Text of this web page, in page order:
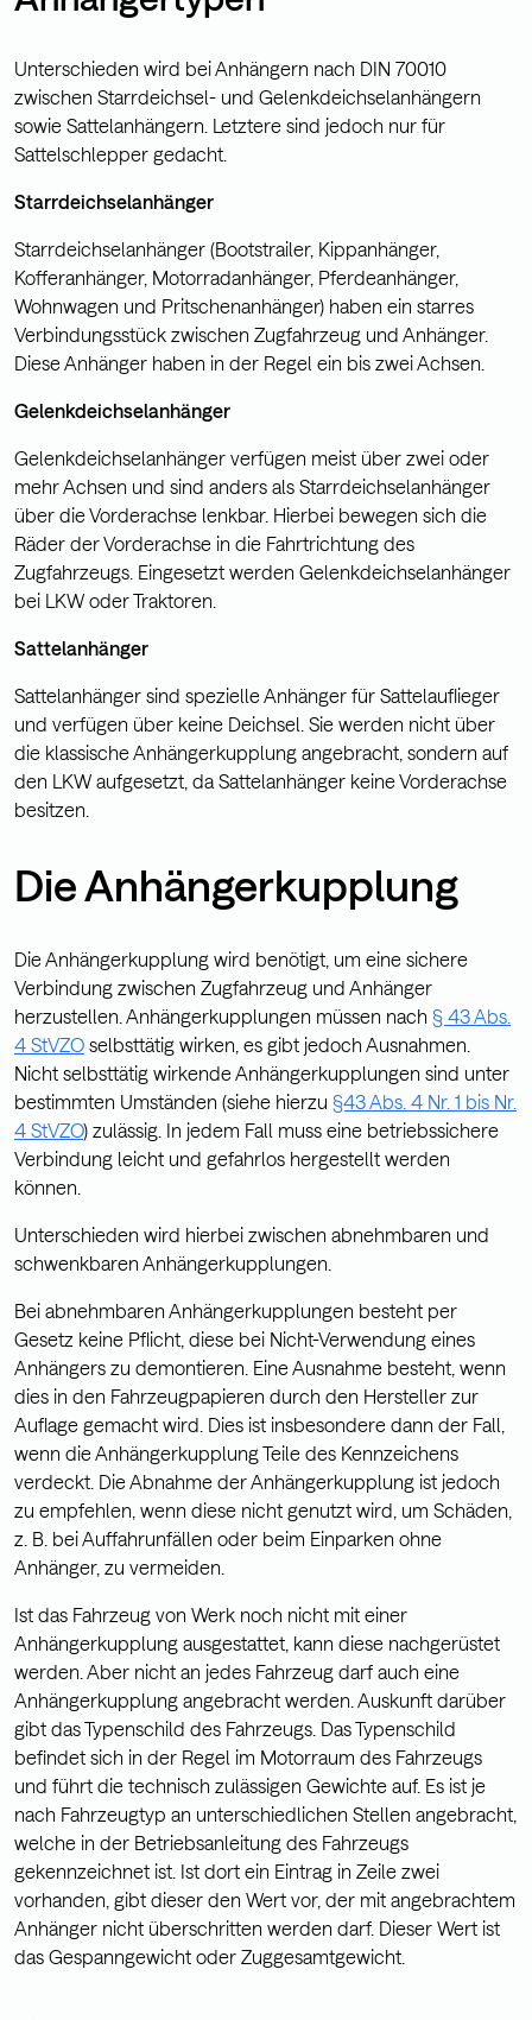
Unterschieden wird bei Anhängern nach DIN 70010
zwischen Starrdeichsel- und Gelenkdeichselanhängern
sowie Sattelanhängern. Letztere sind jedoch nur für
Sattelschlepper gedacht.
Starrdeichselanhänger
Starrdeichselanhänger (Bootstrailer, Kippanhänger,
Kofferanhänger, Motorradanhänger, Pferdeanhänger,
Wohnwagen und Pritschenanhänger) haben ein starres
Verbindungsstück zwischen Zugfahrzeug und Anhänger.
Diese Anhänger haben in der Regel ein bis zwei Achsen.
Gelenkdeichselanhänger
Gelenkdeichselanhänger verfügen meist über zwei oder
mehr Achsen und sind anders als Starrdeichselanhänger
über die Vorderachse lenkbar. Hierbei bewegen sich die
Räder der Vorderachse in die Fahrtrichtung des
Zugfahrzeugs. Eingesetzt werden Gelenkdeichselanhänger
bei LKW oder Traktoren.
Sattelanhänger
Sattelanhänger sind spezielle Anhänger für Sattelauflieger
und verfügen über keine Deichsel. Sie werden nicht über
die klassische Anhängerkupplung angebracht, sondern auf
den LKW aufgesetzt, da Sattelanhänger keine Vorderachse
besitzen.
Die Anhängerkupplung
Die Anhängerkupplung wird benötigt, um eine sichere
Verbindung zwischen Zugfahrzeug und Anhänger
herzustellen. Anhängerkupplungen müssen nach § 43 Abs.
4 StVZO selbsttätig wirken, es gibt jedoch Ausnahmen.
Nicht selbsttätig wirkende Anhängerkupplungen sind unter
bestimmten Umständen (siehe hierzu §43 Abs. 4 Nr. 1 bis Nr.
4 StVZO) zulässig. In jedem Fall muss eine betriebssichere
Verbindung leicht und gefahrlos hergestellt werden
können.
Unterschieden wird hierbei zwischen abnehmbaren und
schwenkbaren Anhängerkupplungen.
Bei abnehmbaren Anhängerkupplungen besteht per
Gesetz keine Pflicht, diese bei Nicht-Verwendung eines
Anhängers zu demontieren. Eine Ausnahme besteht, wenn
dies in den Fahrzeugpapieren durch den Hersteller zur
Auflage gemacht wird. Dies ist insbesondere dann der Fall,
wenn die Anhängerkupplung Teile des Kennzeichens
verdeckt. Die Abnahme der Anhängerkupplung ist jedoch
zu empfehlen, wenn diese nicht genutzt wird, um Schäden,
z. B. bei Auffahrunfällen oder beim Einparken ohne
Anhänger, zu vermeiden.
Ist das Fahrzeug von Werk noch nicht mit einer
Anhängerkupplung ausgestattet, kann diese nachgerüstet
werden. Aber nicht an jedes Fahrzeug darf auch eine
Anhängerkupplung angebracht werden. Auskunft darüber
gibt das Typenschild des Fahrzeugs. Das Typenschild
befindet sich in der Regel im Motorraum des Fahrzeugs
und führt die technisch zulässigen Gewichte auf. Es ist je
nach Fahrzeugtyp an unterschiedlichen Stellen angebracht,
welche in der Betriebsanleitung des Fahrzeugs
gekennzeichnet ist. Ist dort ein Eintrag in Zeile zwei
vorhanden, gibt dieser den Wert vor, der mit angebrachtem
Anhänger nicht überschritten werden darf. Dieser Wert ist
das Gespanngewicht oder Zuggesamtgewicht.